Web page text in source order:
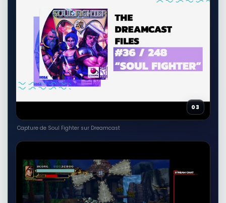
Voir sur Rakuten →
🎮
RÉSULTAT RAKUTEN À VÉRIFIER
Fight For You (Broken Souls)
Autres produits liés
35,41 EUR
Voir sur Rakuten →
🎮
We Fight Monsters: Wisdom and
inspiration that speak to the
38,17 EUR
Voir sur Rakuten →
RÉSULTAT RAKUTEN À VÉRIFIER
03
Capture de Soul Fighter sur Dreamcast